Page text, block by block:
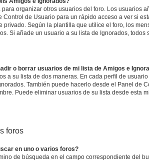
para organizar otros usuarios del foro. Los usuarios
Control de Usuario para un rápido acceso a ver si
privado. Según la plantilla que utilice el foro, los
Si añade un usuario a su lista de Ignorados, todos
o borrar usuarios de mi lista de Amigos e
a su lista de dos maneras. En cada perfil de
También puede hacerlo desde el Panel de
Puede eliminar usuarios de su lista desde esta
foros
en uno o varios foros?
de búsqueda en el campo correspondiente del